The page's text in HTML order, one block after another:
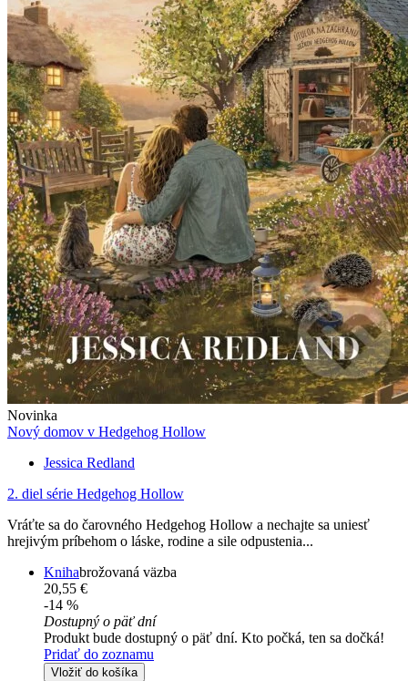
Novinka
Nový domov v Hedgehog Hollow
Jessica Redland
2. diel série Hedgehog Hollow
Vráťte sa do čarovného Hedgehog Hollow a nechajte sa uniesť
hrejivým príbehom o láske, rodine a sile odpustenia...
Knihabrožovaná väzba
20,55 €
-14 %
Dostupný o päť dní
Produkt bude dostupný o päť dní. Kto počká, ten sa dočká!
Pridať do zoznamu
Vložiť do košíka